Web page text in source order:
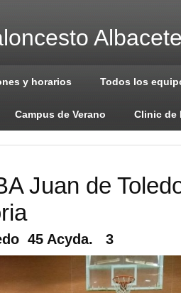
y horarios Todos los
Campus de Verano Clinic de
Juan de
45 Acyda. 3